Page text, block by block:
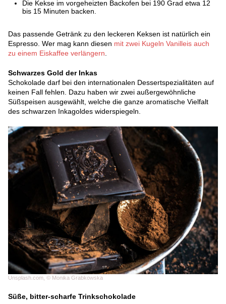
Die Kekse im vorgeheizten Backofen bei 190 Grad etwa 12
bis 15 Minuten backen.
Das passende Getränk zu den leckeren Keksen ist natürlich ein
Espresso. Wer mag kann diesen mit zwei Kugeln Vanilleis auch
zu einem Eiskaffee verlängern.
Schwarzes Gold der Inkas
Schokolade darf bei den internationalen Dessertspezialitäten auf
keinen Fall fehlen. Dazu haben wir zwei außergewöhnliche
Süßspeisen ausgewählt, welche die ganze aromatische Vielfalt
des schwarzen Inkagoldes widerspiegeln.
Unsplash.com, © Monika Grabkowska
Süße, bitter-scharfe Trinkschokolade